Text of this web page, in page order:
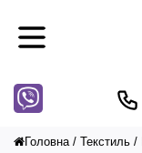
Головна Текстиль